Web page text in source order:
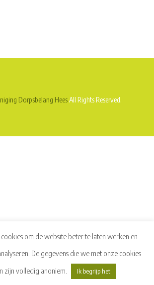
Dorpsbelang HeesAll Rights Reserved.
om de website beter te laten werken en
De gegevens die we met onze cookies
zijn volledig anoniem.
Ik begrijp het